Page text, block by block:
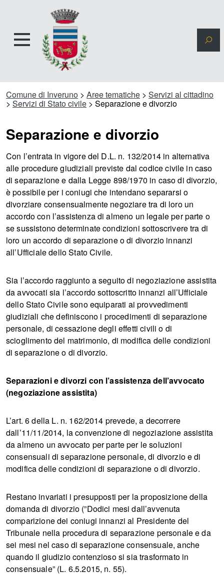
Comune di Inveruno > Aree tematiche > Servizi al cittadino
> Servizi di Stato civile > Separazione e divorzio
Separazione e divorzio
Con l’entrata in vigore del D.L. n. 132/2014 in alternativa
alle procedure giudiziali previste dal codice civile in caso
di separazione e dalla Legge 898/1970 in caso di divorzio,
è possibile per i coniugi che intendano separarsi o
divorziare consensualmente negoziare tra di loro un
accordo con l’assistenza di almeno un legale per parte o
se sussistono determinate condizioni sottoscrivere tra di
loro un accordo di separazione o di divorzio innanzi
all’Ufficiale dello Stato Civile.
Sia l’accordo raggiunto a seguito di negoziazione assistita
da avvocati sia l’accordo sottoscritto innanzi all’Ufficiale
dello Stato Civile sono equiparati ai provvedimenti
giudiziali che definiscono i procedimenti di separazione
personale, di cessazione degli effetti civili o di
scioglimento del matrimonio, di modifica delle condizioni
di separazione o di divorzio.
Separazioni e divorzi con l’assistenza dell’avvocato
(negoziazione assistita)
L’art. 6 della L. n. 162/2014 prevede, a decorrere
dall’11/11/2014, la convenzione di negoziazione assistita
da almeno un avvocato per parte per le soluzioni
consensuali di separazione personale, di divorzio e di
modifica delle condizioni di separazione o di divorzio.
Restano invariati i presupposti per la proposizione della
domanda di divorzio (”Dodici mesi dall’avvenuta
comparizione dei coniugi innanzi al Presidente del
Tribunale nella procedura di separazione personale e da
sei mesi nel caso di separazione consensuale, anche
quando il giudizio contenzioso si sia trasformato in
consensuale” (L. 6.5.2015, n. 55).